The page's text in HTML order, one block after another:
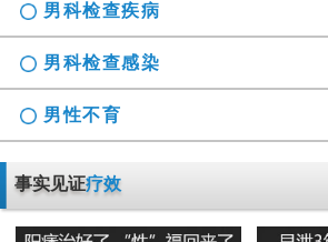
勃起时间短硬度不够怎么办
男科检查疾病
男科检查囊肿症状是什么
男科检查感染
男性不育
事实见证疗效